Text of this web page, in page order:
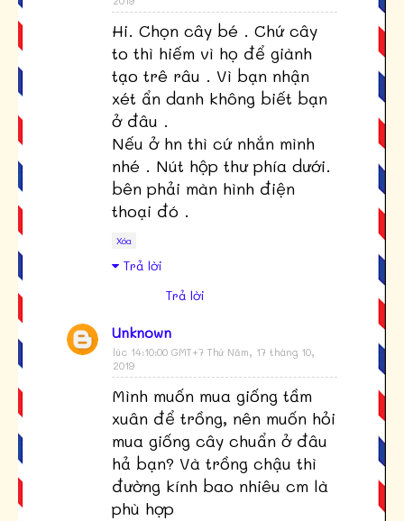
Hi. Chọn cây bé . Chứ cây
to thì hiếm vì họ để giành
tạo trê râu . Vì bạn nhận
xét ẩn danh không biết bạn
ở đâu .
Nếu ở hn thì cứ nhắn mình
nhé . Nút hộp thư phía dưới.
bên phải màn hình điện
thoại đó .
Xóa
Trả lời
Trả lời
Unknown
lúc 14:10:00 GMT+7 Thứ Năm, 17 tháng 10,
2019
Mình muốn mua giống tầm
xuân để trồng, nên muốn hỏi
mua giống cây chuẩn ở đâu
hả bạn? Và trồng chậu thì
đường kính bao nhiêu cm là
phù hợp